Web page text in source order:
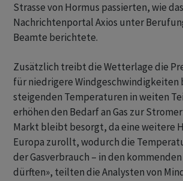
Strasse von Hormus passierten, wie das
Nachrichtenportal Axios unter
Beamte berichtete.
Zusätzlich treibt die Wetterlage die
für niedrigere Windgeschwindigkeiten
⁠steigenden Temperaturen in weiten
erhöhen den Bedarf ⁠an Gas zur
Markt bleibt besorgt, da eine weitere
Europa zurollt, wodurch die
der Gasverbrauch – in den
dürften», teilten ‌die Analysten von